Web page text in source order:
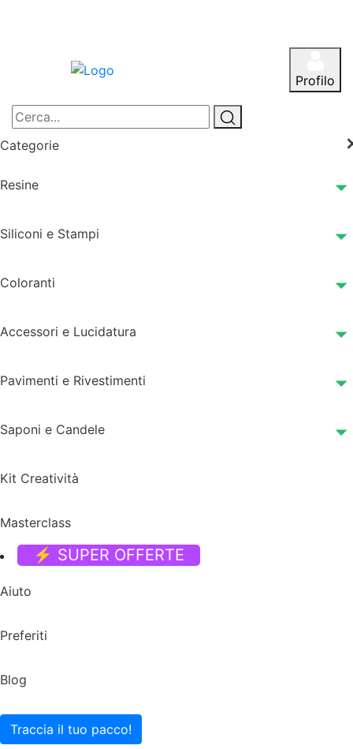
Profilo
Categorie
Resine
Siliconi e Stampi
Coloranti
Accessori e Lucidatura
Pavimenti e Rivestimenti
Saponi e Candele
Kit Creatività
Masterclass
⚡ SUPER OFFERTE
Aiuto
Preferiti
Blog
Traccia il tuo pacco!